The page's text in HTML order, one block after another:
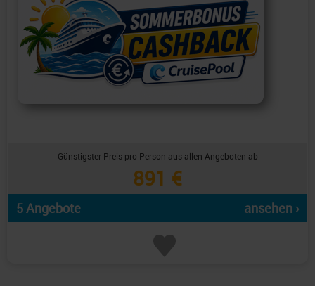
Günstigster Preis pro Person aus allen Angeboten ab
891 €
5 Angebote ansehen ›